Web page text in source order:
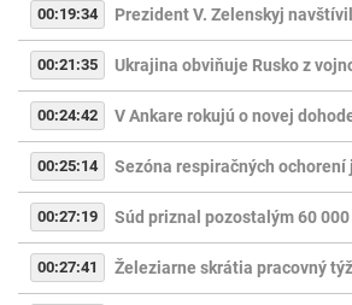
00:19:34 Prezident V. Zelenskyj
00:21:35 Ukrajina obviňuje Rusko z
00:24:42 V Ankare rokujú o novej
00:25:14 Sezóna respiračných ochorení
00:27:19 Súd priznal pozostalým 60
00:27:41 Železiarne skrátia pracovný